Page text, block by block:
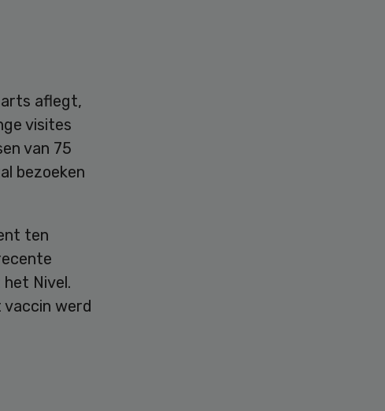
aflegt,
visites
van 75
bezoeken
ten
het Nivel.
vaccin werd